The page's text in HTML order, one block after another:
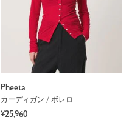
Pheeta
カーディガン / ボレロ
¥25,960